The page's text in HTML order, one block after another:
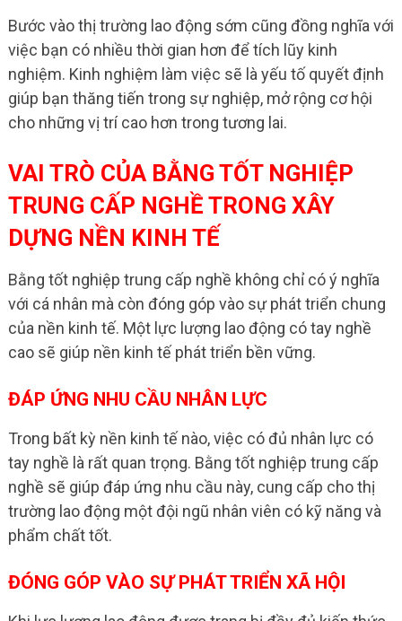
Bước vào thị trường lao động sớm cũng đồng nghĩa với
việc bạn có nhiều thời gian hơn để tích lũy kinh
nghiệm. Kinh nghiệm làm việc sẽ là yếu tố quyết định
giúp bạn thăng tiến trong sự nghiệp, mở rộng cơ hội
cho những vị trí cao hơn trong tương lai.
VAI TRÒ CỦA BẰNG TỐT NGHIỆP
TRUNG CẤP NGHỀ TRONG XÂY
DỰNG NỀN KINH TẾ
Bằng tốt nghiệp trung cấp nghề không chỉ có ý nghĩa
với cá nhân mà còn đóng góp vào sự phát triển chung
của nền kinh tế. Một lực lượng lao động có tay nghề
cao sẽ giúp nền kinh tế phát triển bền vững.
ĐÁP ỨNG NHU CẦU NHÂN LỰC
Trong bất kỳ nền kinh tế nào, việc có đủ nhân lực có
tay nghề là rất quan trọng. Bằng tốt nghiệp trung cấp
nghề sẽ giúp đáp ứng nhu cầu này, cung cấp cho thị
trường lao động một đội ngũ nhân viên có kỹ năng và
phẩm chất tốt.
ĐÓNG GÓP VÀO SỰ PHÁT TRIỂN XÃ HỘI